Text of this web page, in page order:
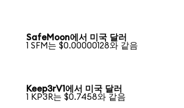
SafeMoon에서 미국 달러
1 SFM는 $0.00000128와 같음
Keep3rV1에서 미국 달러
1 KP3R는 $0.7458와 같음